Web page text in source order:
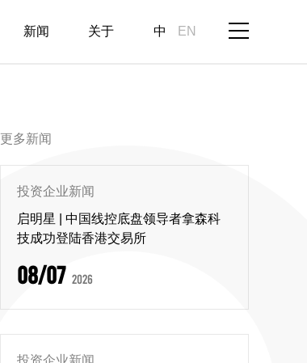
中 EN
新闻 关于
更多新闻
投资企业新闻
启明星 | 中国线控底盘领导者拿森科
技成功登陆香港交易所
08/07 2026
投资企业新闻